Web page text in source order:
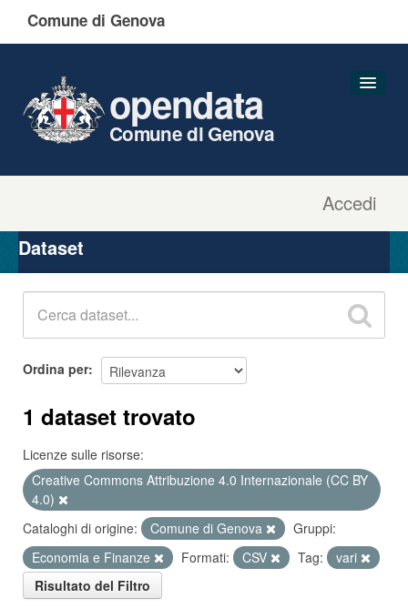
Comune di Genova
Accedi
opendata
Comune di Genova
Organizzazioni
Gruppi
Dataset
Ordina per
1 dataset trovato
Licenze sulle risorse:
Creative Commons Attribuzione 4.0 Internazionale (CC BY
4.0)
Cataloghi di origine:
Comune di Genova
Gruppi:
Economia e Finanze
Formati: CSV Tag:
vari
Risultato del Filtro